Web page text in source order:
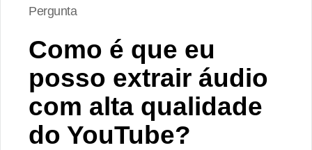
Pergunta
Como é que eu
posso extrair áudio
com alta qualidade
do YouTube?